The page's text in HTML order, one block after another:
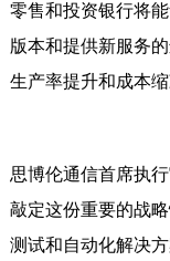
零售和投资银行将
版本和提供新服务
生产率提升和成本缩
思博伦通信首席执
敲定这份重要的战
测试和自动化解决